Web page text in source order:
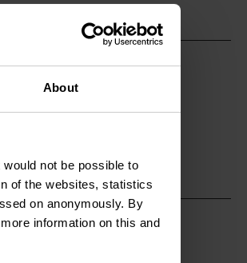
About
not be possible to
of the websites, statistics
on anonymously. By
information on this and